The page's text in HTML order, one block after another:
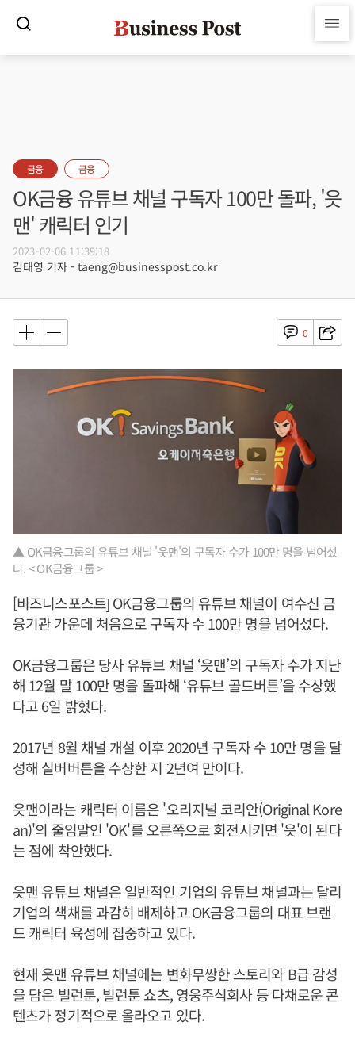
금융 금융
OK금융 유튜브 채널 구독자 100만 돌파, '읏
맨' 캐릭터 인기
2023-02-06 11:39:18
김태영 기자 - taeng@businesspost.co.kr
0
▲ OK금융그룹의 유튜브 채널 '읏맨'의 구독자 수가 100만 명을 넘어섰
다. < OK금융그룹 >
[비즈니스포스트] OK금융그룹의 유튜브 채널이 여수신 금
융기관 가운데 처음으로 구독자 수 100만 명을 넘어섰다.
OK금융그룹은 당사 유튜브 채널 ‘읏맨’의 구독자 수가 지난
해 12월 말 100만 명을 돌파해 ‘유튜브 골드버튼’을 수상했
다고 6일 밝혔다.
2017년 8월 채널 개설 이후 2020년 구독자 수 10만 명을 달
성해 실버버튼을 수상한 지 2년여 만이다.
읏맨이라는 캐릭터 이름은 '오리지널 코리안(Original Kore
an)'의 줄임말인 'OK'를 오른쪽으로 회전시키면 '읏'이 된다
는 점에 착안했다.
읏맨 유튜브 채널은 일반적인 기업의 유튜브 채널과는 달리
기업의 색채를 과감히 배제하고 OK금융그룹의 대표 브랜
드 캐릭터 육성에 집중하고 있다.
현재 읏맨 유튜브 채널에는 변화무쌍한 스토리와 B급 감성
을 담은 빌런툰, 빌런툰 쇼츠, 영웅주식회사 등 다채로운 콘
텐츠가 정기적으로 올라오고 있다.